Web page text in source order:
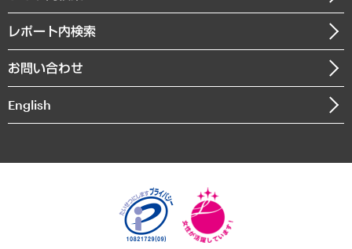
まちづくり・観光・交通・スポーツ・スマートシティ
自然資源・農林水産業・食料システム
沿革
組織図・本部部室紹介
インドネシア現地法人
個人情報保護方針
レポート内検索
お問い合わせ
English